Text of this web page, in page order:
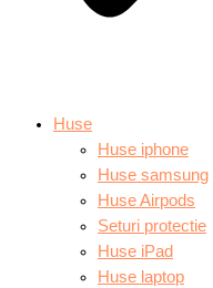
Huse
Huse iphone
Huse samsung
Huse Airpods
Seturi protectie
Huse iPad
Huse laptop